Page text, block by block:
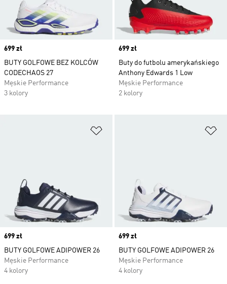
Price
699 zł
BUTY GOLFOWE BEZ KOLCÓW
CODECHAOS 27
Męskie Performance
3 kolory
Price
699 zł
Buty do futbolu amerykańskiego
Anthony Edwards 1 Low
Męskie Performance
2 kolory
Price
699 zł
BUTY GOLFOWE ADIPOWER 26
Męskie Performance
4 kolory
Price
699 zł
BUTY GOLFOWE ADIPOWER 26
Męskie Performance
4 kolory